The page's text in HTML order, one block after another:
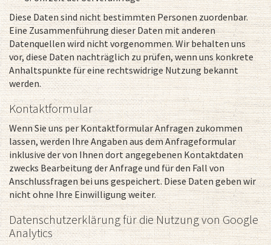
Diese Daten sind nicht bestimmten Personen zuordenbar.
Eine Zusammenführung dieser Daten mit anderen
Datenquellen wird nicht vorgenommen. Wir behalten uns
vor, diese Daten nachträglich zu prüfen, wenn uns konkrete
Anhaltspunkte für eine rechtswidrige Nutzung bekannt
werden.
Kontaktformular
Wenn Sie uns per Kontaktformular Anfragen zukommen
lassen, werden Ihre Angaben aus dem Anfrageformular
inklusive der von Ihnen dort angegebenen Kontaktdaten
zwecks Bearbeitung der Anfrage und für den Fall von
Anschlussfragen bei uns gespeichert. Diese Daten geben wir
nicht ohne Ihre Einwilligung weiter.
Datenschutzerklärung für die Nutzung von Google
Analytics